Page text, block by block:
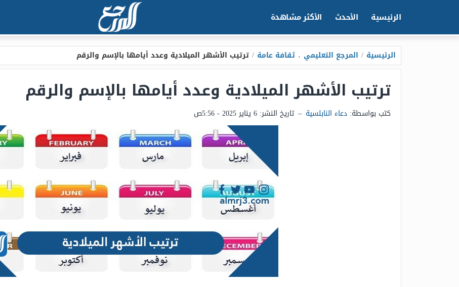
الرئيسية الأحدث الأكثر مشاهدة
الرئيسية / المرجع التعليمي ، ثقافة عامة / ترتيب الأشهر الميلادية وعدد أيامها بالإسم والرقم
ترتيب الأشهر الميلادية وعدد أيامها بالإسم والرقم
كتب بواسطة: دعاء النابلسية – تاريخ النشر: 6 يناير 2025 - 5:56ص